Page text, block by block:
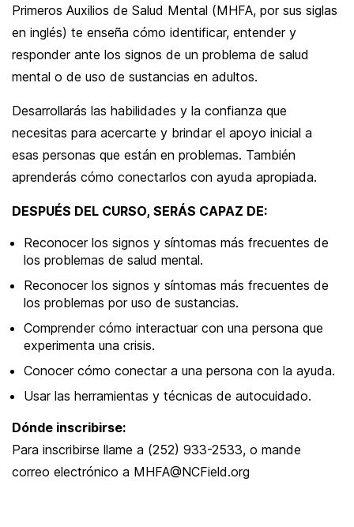
Primeros Auxilios de Salud Mental (MHFA, por sus siglas
en inglés) te enseña cómo identificar, entender y
responder ante los signos de un problema de salud
mental o de uso de sustancias en adultos.
Desarrollarás las habilidades y la confianza que
necesitas para acercarte y brindar el apoyo inicial a
esas personas que están en problemas. También
aprenderás cómo conectarlos con ayuda apropiada.
DESPUÉS DEL CURSO, SERÁS CAPAZ DE:
Reconocer los signos y síntomas más frecuentes de
los problemas de salud mental.
Reconocer los signos y síntomas más frecuentes de
los problemas por uso de sustancias.
Comprender cómo interactuar con una persona que
experimenta una crisis.
Conocer cómo conectar a una persona con la ayuda.
Usar las herramientas y técnicas de autocuidado.
Dónde inscribirse:
Para inscribirse llame a (252) 933-2533, o mande
correo electrónico a MHFA@NCField.org